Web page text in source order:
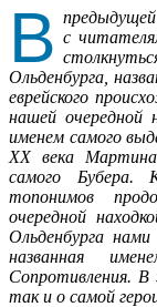
В предыдущей
с
Ольденбурга,
еврейского
нашей очередной
именем самого
ХХ века
самого Бубера.
топонимов
очередной
Ольденбурга нами
названная
Сопротивления. В
так и о самой